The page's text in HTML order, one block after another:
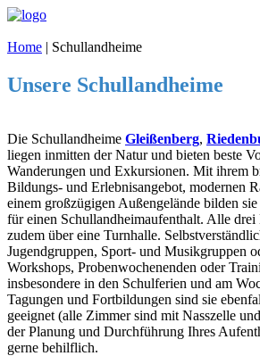
Home | Schullandheime
Unsere Schullandheime
Die Schullandheime Gleißenberg,
liegen inmitten der Natur und bieten beste
Wanderungen und Exkursionen. Mit ihrem
Bildungs- und Erlebnisangebot, modernen
einem großzügigen Außengelände bilden
für einen Schullandheimaufenthalt. Alle drei
zudem über eine Turnhalle.
Jugendgruppen, Sport- und Musikgruppen
Workshops, Probenwochenenden oder
insbesondere in den Schulferien und am
Tagungen und Fortbildungen sind sie
geeignet (alle Zimmer sind mit Nasszelle
der Planung und Durchführung Ihres
gerne behilflich.